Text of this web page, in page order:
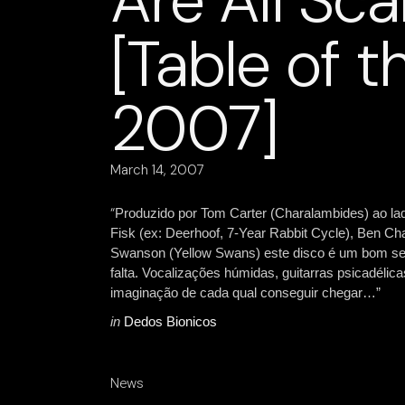
[Table of
2007]
March 14, 2007
“Produzido por Tom Carter (Charalambides) ao
Fisk (ex: Deerhoof, 7-Year Rabbit Cycle), Ben
Swanson (Yellow Swans) este disco é um bom
falta. Vocalizações húmidas, guitarras
imaginação de cada qual conseguir chegar…”
in Dedos Bionicos
News